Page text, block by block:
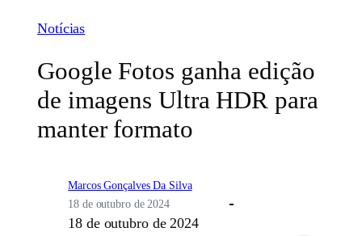
Notícias
Google Fotos ganha edição
de imagens Ultra HDR para
manter formato
Marcos Gonçalves Da Silva
18 de outubro de 2024
18 de outubro de 2024